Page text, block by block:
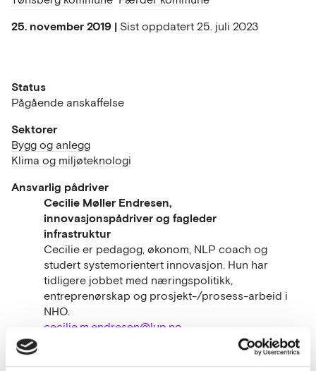
25. november 2019 | Sist oppdatert 25. juli 2023
Status
Pågående anskaffelse
Sektorer
Bygg og anlegg
Klima og miljøteknologi
Ansvarlig pådriver
Cecilie Møller Endresen,
innovasjonspådriver og fagleder
infrastruktur
Cecilie er pedagog, økonom, NLP coach og
studert systemorientert innovasjon. Hun har
tidligere jobbet med næringspolitikk,
entreprenørskap og prosjekt-/prosess-arbeid i
NHO.
cecilie.m.endresen@lup.no